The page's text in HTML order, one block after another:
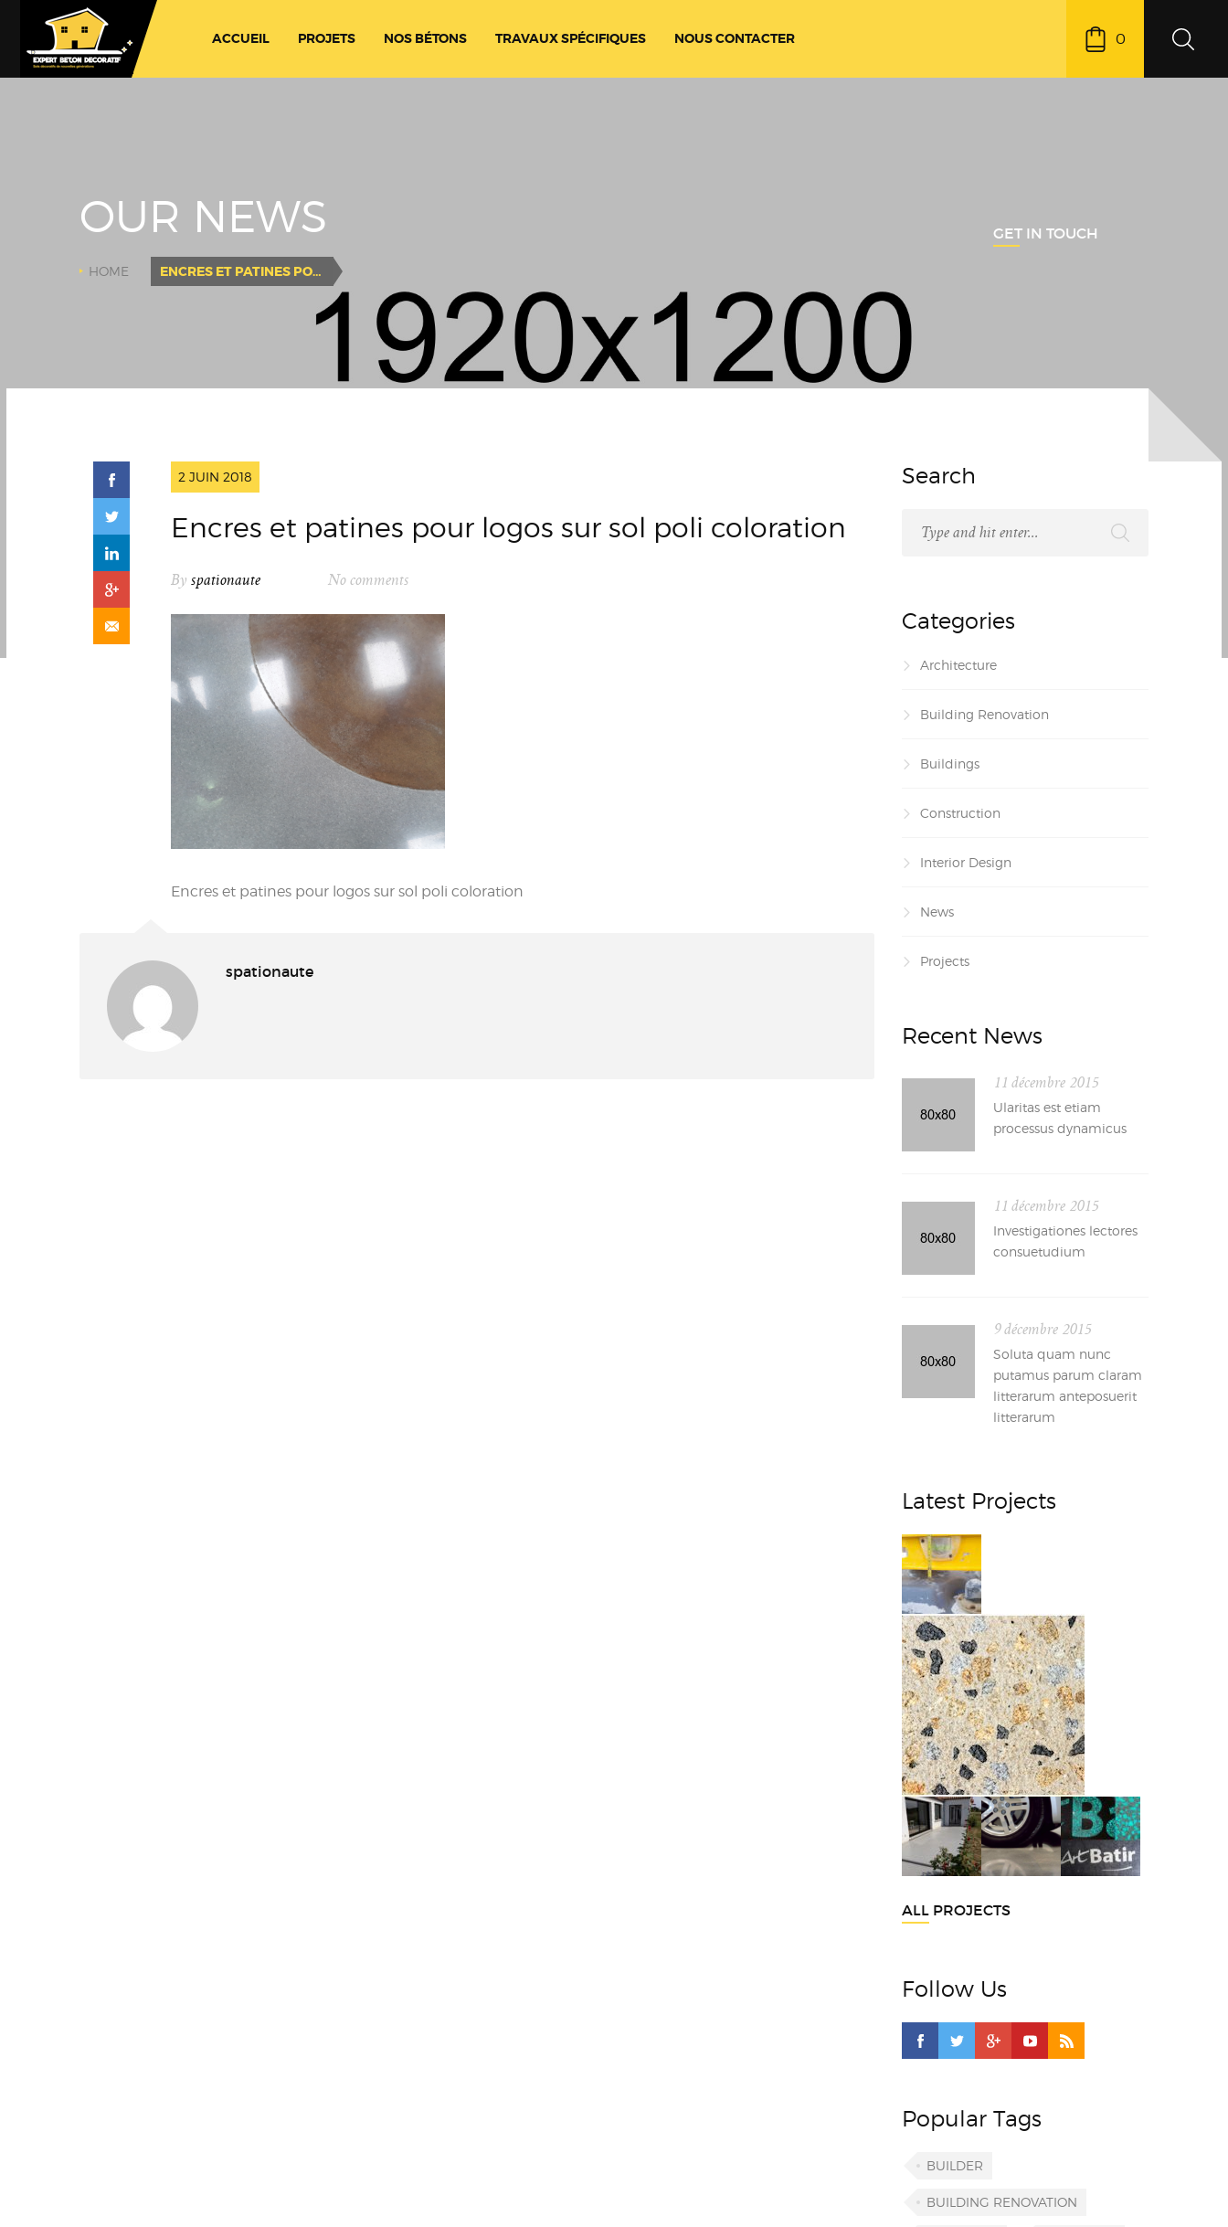
ACCUEIL PROJETS NOS BÉTONS TRAVAUX SPÉCIFIQUES NOUS CONTACTER 0
OUR NEWS
HOME ENCRES ET PATINES POUR LOGOS SUR SOL POLI COLORATION
GET IN TOUCH
2 JUIN 2018
Encres et patines pour logos sur sol poli coloration
By spationaute No comments
Encres et patines pour logos sur sol poli coloration
spationaute
Search
Categories
Architecture
Building Renovation
Buildings
Construction
Interior Design
News
Projects
Recent News
11 décembre 2015
Ularitas est etiam
processus dynamicus
11 décembre 2015
Investigationes lectores
consuetudium
9 décembre 2015
Soluta quam nunc
putamus parum claram
litterarum anteposuerit
litterarum
Latest Projects
ALL PROJECTS
Follow Us
Popular Tags
BUILDER
BUILDING RENOVATION